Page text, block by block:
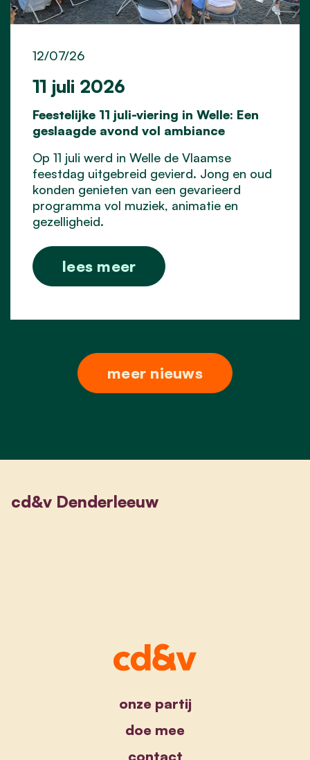
11 juli 2026
12/07/26
Feestelijke 11 juli-viering in Welle: Een
geslaagde avond vol ambiance
Op 11 juli werd in Welle de Vlaamse
feestdag uitgebreid gevierd. Jong en oud
konden genieten van een gevarieerd
programma vol muziek, animatie en
gezelligheid.
lees meer
meer nieuws
cd&v Denderleeuw
onze partij
doe mee
contact